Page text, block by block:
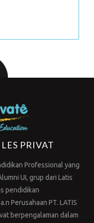
PRIVAT
Professional yang
UI, grup dari Latis
pendidikan
Perusahaan PT. LATIS
berpengalaman dalam